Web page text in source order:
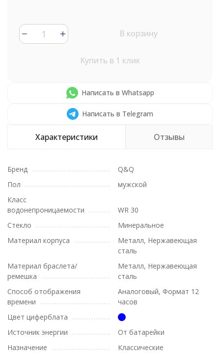
В корзину
Купить в 1 клик
Написать в Whatsapp
Написать в Telegram
Характеристики Отзывы
Бренд
Q&Q
Пол
мужской
Класс
водонепроницаемости
WR 30
Стекло
Минеральное
Материал корпуса
Металл, Нержавеющая
сталь
Материал браслета/
ремешка
Металл, Нержавеющая
сталь
Способ отображения
времени
Аналоговый, Формат 12
часов
Цвет циферблата
Источник энергии
От батарейки
Назначение
Классические